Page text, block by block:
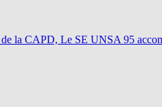
la CAPD, Le SE UNSA 95